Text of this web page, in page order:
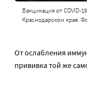
Вакцинация от COVID-
Краснодарском крае.
От ослабления
прививка той же